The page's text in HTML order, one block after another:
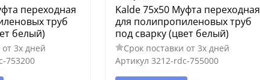
переходная
труб
белый)
3х дней
753200
Kalde 75x50 Муфта переходная
для полипропиленовых труб
под сварку (цвет белый)
Срок поставки от 3х дней
Артикул 3212-rdc-755000